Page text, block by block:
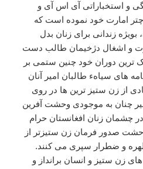
و استخباراتی آی اس آی و
امارت خود نموده است که
بویژه زندانی برای زنان بدل
و اشغال دژخیمان طالب دست
ترین دوران خود چنین ستمی بر
های سیاهء طالبان امیر آنان
از زن ستیز ترین ها در روی
چنان به موجودی وحشت آفرین
چشمان زنان افغانستان حرام
صدور فرمان زن ستیزتر از
و ضطرار سپری می کنند.
زن ستیز و انسان برانداز و